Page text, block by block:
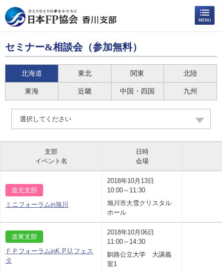
セミナー&相談会（参加無料）
北海道 東北 関東 北陸
東海 近畿 中国・四国 九州
選択してください
支部
イベント名
日時
会場
道北支部
ミニフォーラムin旭川
2018年10月13日
10:00～11:30
旭川市大雪クリスタル
ホール
道東支部
ＦＰフォーラムinK.P.U.フェス
タ
2018年10月06日
11:00～14:30
釧路公立大学 大講義
室1